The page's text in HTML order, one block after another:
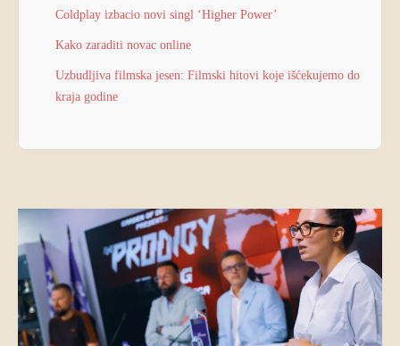
Coldplay izbacio novi singl ‘Higher Power’
Kako zaraditi novac online
Uzbudljiva filmska jesen: Filmski hitovi koje išćekujemo do
kraja godine